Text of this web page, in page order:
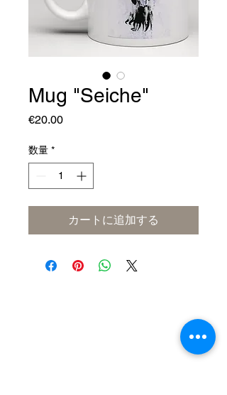
Mug "Seiche"
€20.00価
数量 *
カートに追加する